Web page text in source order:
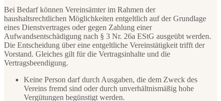
Bei Bedarf können Vereinsämter im Rahmen der
haushaltsrechtlichen Möglichkeiten entgeltlich auf der Grundlage
eines Dienstvertrages oder gegen Zahlung einer
Aufwandsentschädigung nach § 3 Nr. 26a EStG ausgeübt werden.
Die Entscheidung über eine entgeltliche Vereinstätigkeit trifft der
Vorstand. Gleiches gilt für die Vertragsinhalte und die
Vertragsbeendigung.
Keine Person darf durch Ausgaben, die dem Zweck des
Vereins fremd sind oder durch unverhältnismäßig hohe
Vergütungen begünstigt werden.